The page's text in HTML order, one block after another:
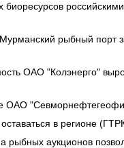
рыбный порт
ОАО "Колэнерго"
ОАО
в регионе
аукционов